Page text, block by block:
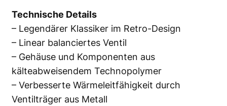
Technische Details
– Legendärer Klassiker im Retro-Design
– Linear balanciertes Ventil
– Gehäuse und Komponenten aus
kälteabweisendem Technopolymer
– Verbesserte Wärmeleitfähigkeit durch
Ventilträger aus Metall